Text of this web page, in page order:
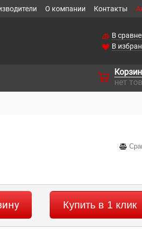
О компании Контакты
В
В
нет
Купить в 1 клик